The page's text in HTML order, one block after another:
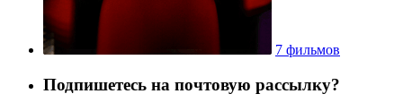
7 фильмов
Подпишетесь на почтовую рассылку?